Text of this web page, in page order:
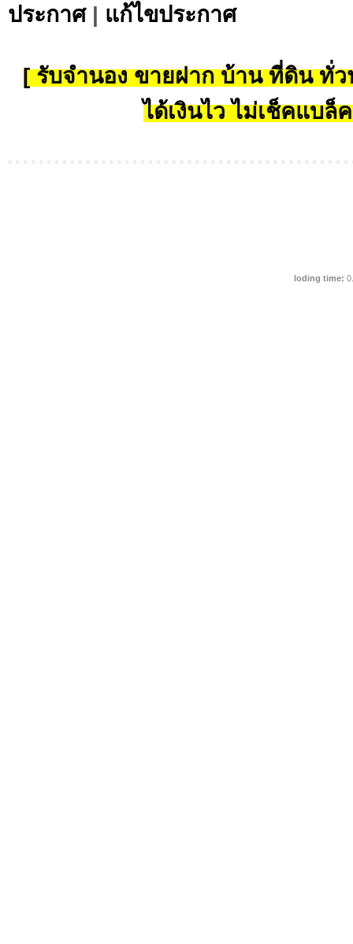
ประกาศ| แก้ไขประกาศ
[ รับจำนอง ขายฝาก บ้าน ที่ดิน ทั่ว
ได้เงินไว ไม่เช็คแบล็
loding time: